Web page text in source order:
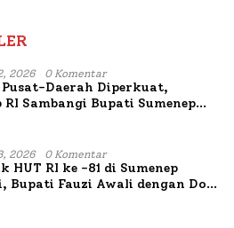
2026 0 Komentar
Daerah Diperkuat,
RI Sambangi Bupati Sumenep
2026 0 Komentar
HUT RI ke -81 di Sumenep
Bupati Fauzi Awali dengan Doa